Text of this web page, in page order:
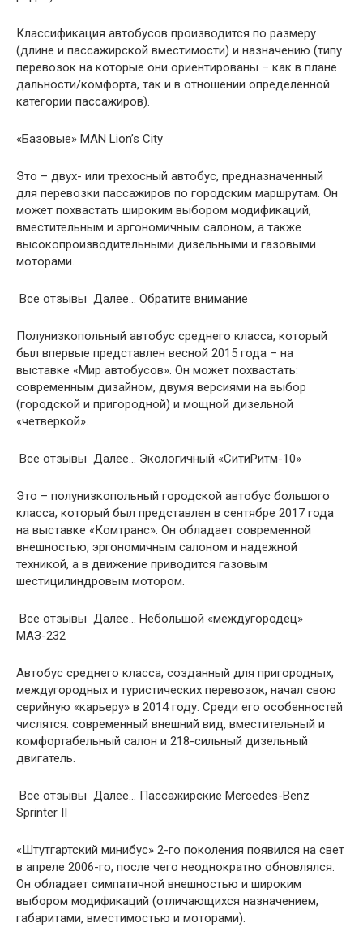
Классификация автобусов производится по размеру
(длине и пассажирской вместимости) и назначению (типу
перевозок на которые они ориентированы – как в плане
дальности/комфорта, так и в отношении определённой
категории пассажиров).
«Базовые» MAN Lion’s City
Это – двух- или трехосный автобус, предназначенный
для перевозки пассажиров по городским маршрутам. Он
может похвастать широким выбором модификаций,
вместительным и эргономичным салоном, а также
высокопроизводительными дизельными и газовыми
моторами.
Все отзывы Далее… Обратите внимание
Полунизкопольный автобус среднего класса, который
был впервые представлен весной 2015 года – на
выставке «Мир автобусов». Он может похвастать:
современным дизайном, двумя версиями на выбор
(городской и пригородной) и мощной дизельной
«четверкой».
Все отзывы Далее… Экологичный «СитиРитм-10»
Это – полунизкопольный городской автобус большого
класса, который был представлен в сентябре 2017 года
на выставке «Комтранс». Он обладает современной
внешностью, эргономичным салоном и надежной
техникой, а в движение приводится газовым
шестицилиндровым мотором.
Все отзывы Далее… Небольшой «междугородец»
МАЗ-232
Автобус среднего класса, созданный для пригородных,
междугородных и туристических перевозок, начал свою
серийную «карьеру» в 2014 году. Среди его особенностей
числятся: современный внешний вид, вместительный и
комфортабельный салон и 218-сильный дизельный
двигатель.
Все отзывы Далее… Пассажирские Mercedes-Benz
Sprinter II
«Штутгартский минибус» 2-го поколения появился на свет
в апреле 2006-го, после чего неоднократно обновлялся.
Он обладает симпатичной внешностью и широким
выбором модификаций (отличающихся назначением,
габаритами, вместимостью и моторами).